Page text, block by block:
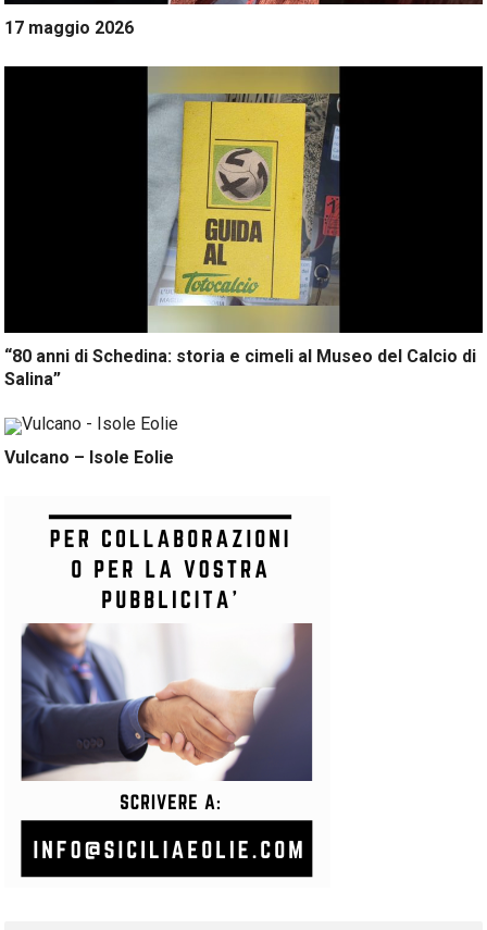
17 maggio 2026
“80 anni di Schedina: storia e cimeli al Museo del Calcio di
Salina”
Vulcano – Isole Eolie